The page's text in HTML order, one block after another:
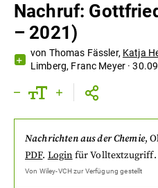
Nachruf:
– 2021)
von Thomas Fässler, Katja
Limberg, Franc Meyer ·
Nachrichten aus der Chemie,
PDF. Login für Volltextzugriff.
Von Wiley-VCHzur Verfügung gestellt